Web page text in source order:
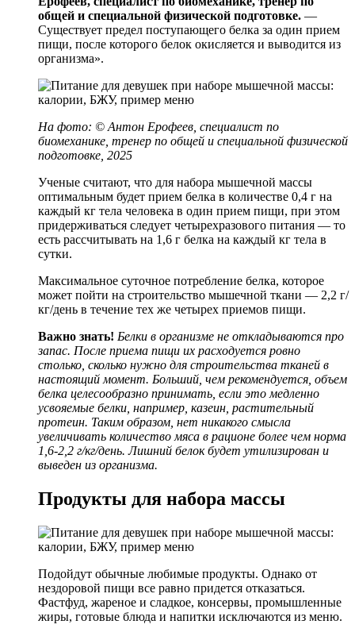
общей и специальной физической подготовке. —
Существует предел поступающего белка за один прием
пищи, после которого белок окисляется и выводится из
организма».
На фото: © Антон Ерофеев, специалист по
биомеханике, тренер по общей и специальной физической
подготовке, 2025
Ученые считают, что для набора мышечной массы
оптимальным будет прием белка в количестве 0,4 г на
каждый кг тела человека в один прием пищи, при этом
придерживаться следует четырехразового питания — то
есть рассчитывать на 1,6 г белка на каждый кг тела в
сутки.
Максимальное суточное потребление белка, которое
может пойти на строительство мышечной ткани — 2,2 г/
кг/день в течение тех же четырех приемов пищи.
Важно знать! Белки в организме не откладываются про
запас. После приема пищи их расходуется ровно
столько, сколько нужно для строительства тканей в
настоящий момент. Больший, чем рекомендуется, объем
белка целесообразно принимать, если это медленно
усвояемые белки, например, казеин, растительный
протеин. Таким образом, нет никакого смысла
увеличивать количество мяса в рационе более чем норма
1,6-2,2 г/кг/день. Лишний белок будет утилизирован и
выведен из организма.
Продукты для набора массы
Подойдут обычные любимые продукты. Однако от
нездоровой пищи все равно придется отказаться.
Фастфуд, жареное и сладкое, консервы, промышленные
жиры, готовые блюда и напитки исключаются из меню.